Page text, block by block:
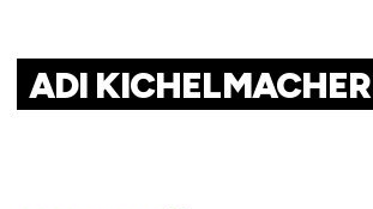
ADI KICHELMACHER